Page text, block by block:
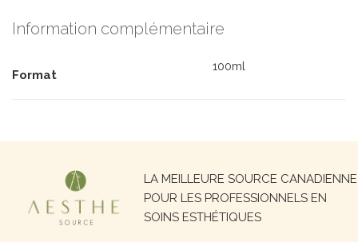
Information complémentaire
Format
100ml
LA MEILLEURE SOURCE CANADIENNE
POUR LES PROFESSIONNELS EN
SOINS ESTHÉTIQUES
Recherche
pour :